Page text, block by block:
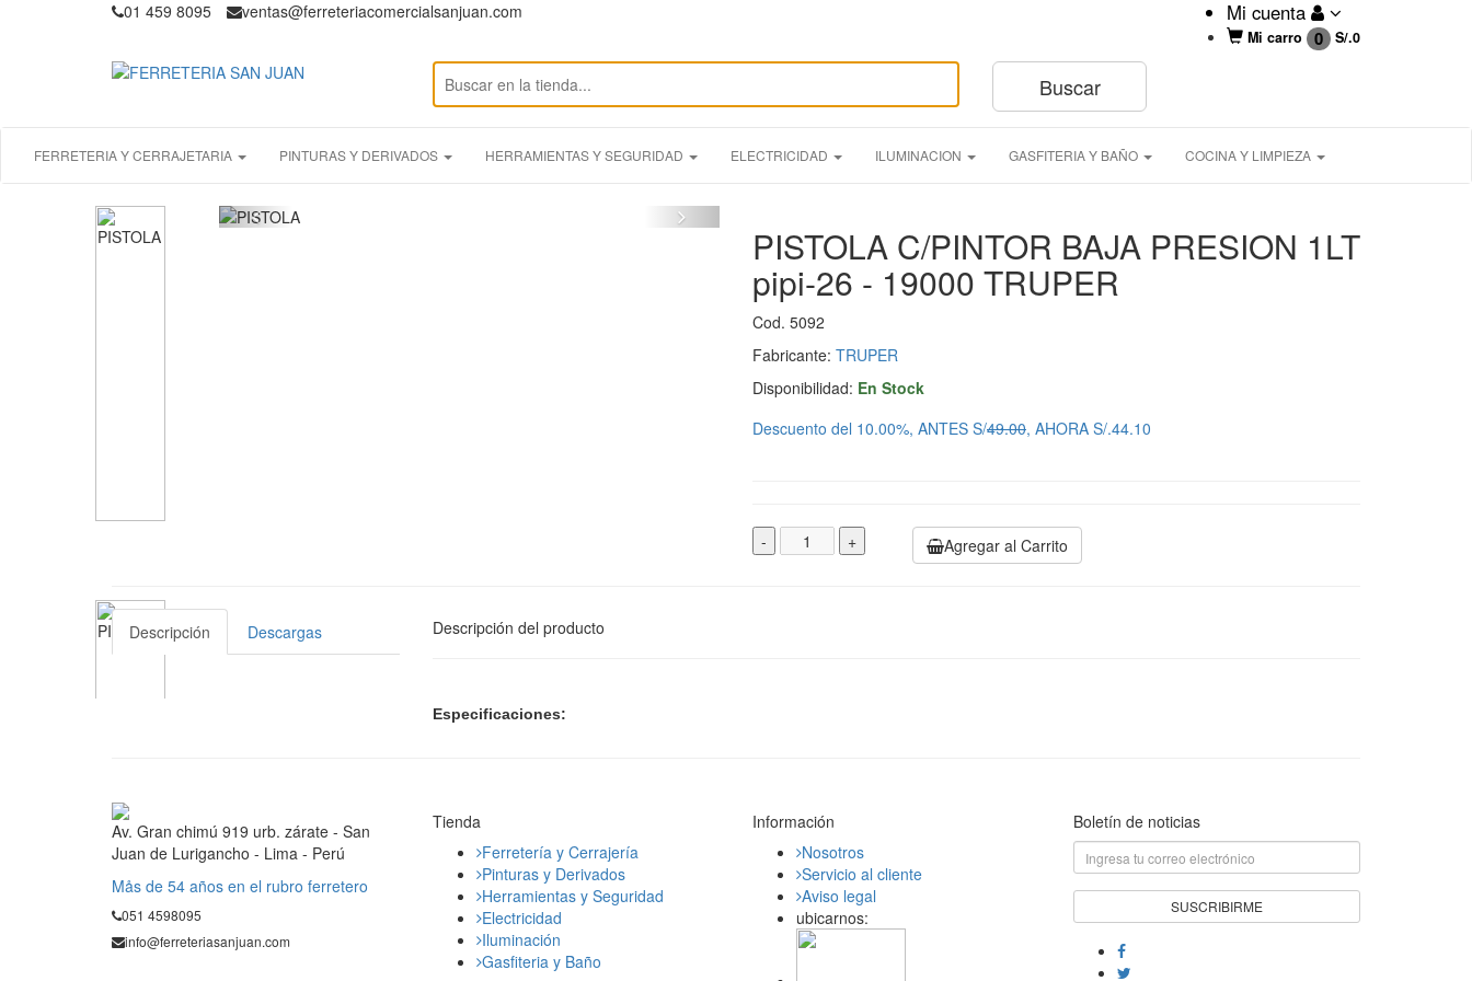
01 459 8095 ventas@ferreteriacomercialsanjuan.com Mi cuenta
Mi carro 0 S/.0
FERRETERIA Y CERRAJETARIA PINTURAS Y DERIVADOS HERRAMIENTAS Y SEGURIDAD ELECTRICIDAD ILUMINACION GASFITERIA Y BAÑO COCINA Y LIMPIEZA
PISTOLA C/PINTOR BAJA PRESION 1LT
pipi-26 - 19000 TRUPER
Cod. 5092
Fabricante: TRUPER
Disponibilidad: En Stock
Descuento del 10.00%, ANTES S/49.00, AHORA S/.44.10
- + Agregar al Carrito
Descripción Descargas Descripción del producto
Especificaciones:
Av. Gran chimú 919 urb. zárate - San
Juan de Lurigancho - Lima - Perú
Mås de 54 años en el rubro ferretero
051 4598095
info@ferreteriasanjuan.com
Tienda
Ferretería y Cerrajería
Pinturas y Derivados
Herramientas y Seguridad
Electricidad
Iluminación
Gasfiteria y Baño
Información
Nosotros
Servicio al cliente
Aviso legal
ubicarnos:
Boletín de noticias